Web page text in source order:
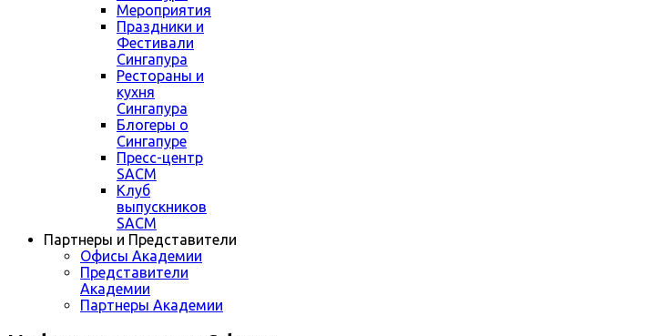
Мероприятия
Праздники и
Фестивали
Сингапура
Рестораны и
кухня
Сингапура
Блогеры о
Сингапуре
Пресс-центр
SACM
Клуб
выпускников
SACM
Партнеры и Представители
Офисы Академии
Представители
Академии
Партнеры Академии